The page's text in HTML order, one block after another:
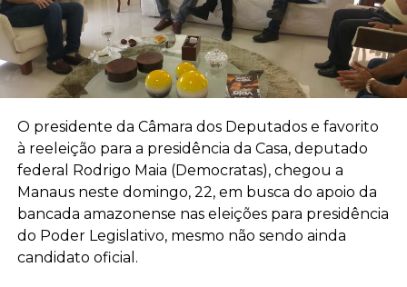
O presidente da Câmara dos Deputados e favorito
à reeleição para a presidência da Casa, deputado
federal Rodrigo Maia (Democratas), chegou a
Manaus neste domingo, 22, em busca do apoio da
bancada amazonense nas eleições para presidência
do Poder Legislativo, mesmo não sendo ainda
candidato oficial.